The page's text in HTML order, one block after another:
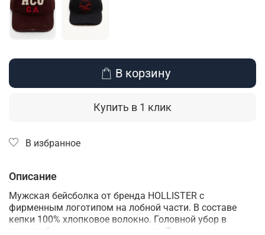
В корзину
Купить в 1 клик
В избранное
Описание
Мужская бейсболка от бренда HOLLISTER с
фирменным логотипом на лобной части. В составе
кепки 100% хлопковое волокно. Головной убор в
гардеробе мужчин - важная часть. Так как